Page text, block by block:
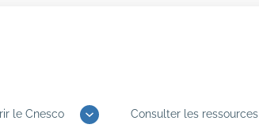
le Cnesco Consulter les ressources